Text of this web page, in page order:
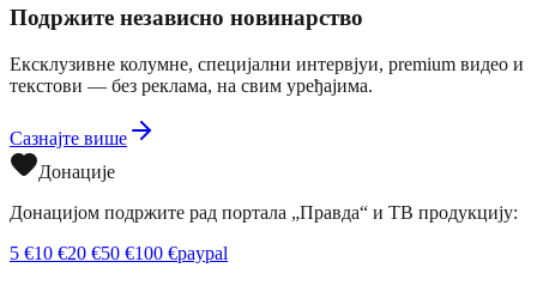
Подржите независно новинарство
Ексклузивне колумне, специјални интервјуи, premium видео и
текстови — без реклама, на свим уређајима.
Сазнајте више
Донације
Донацијом подржите рад портала „Правда“ и ТВ продукцију:
5 €10 €20 €50 €100 €paypal